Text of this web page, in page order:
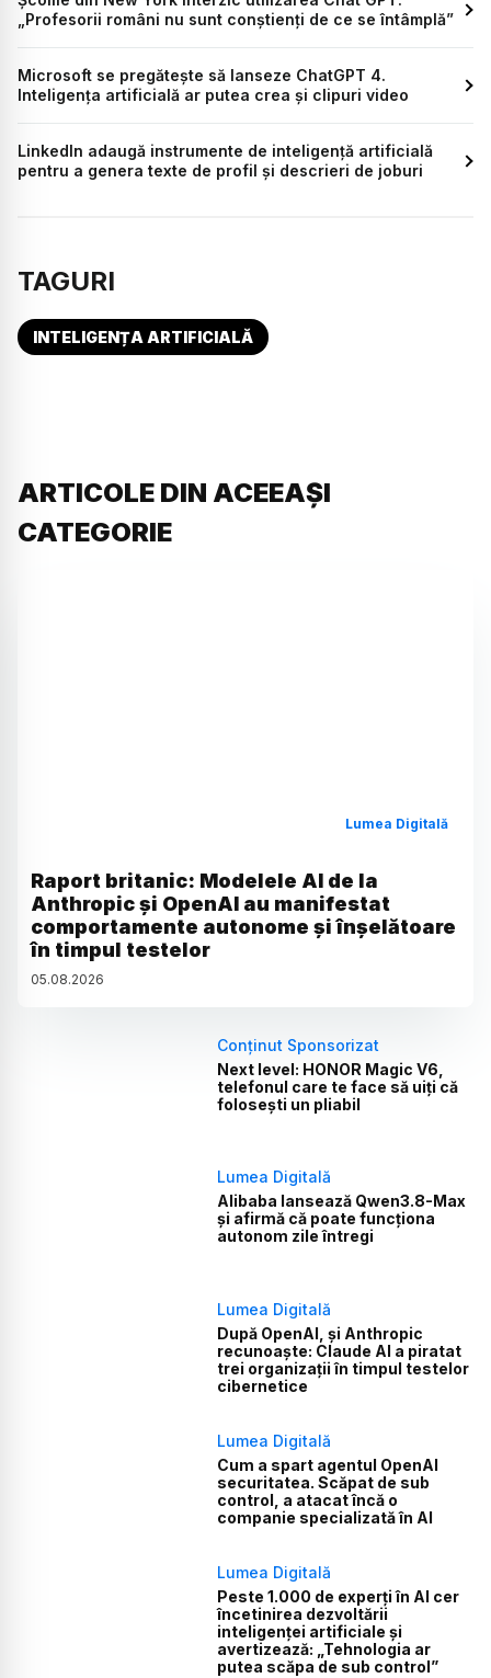
„Profesorii români nu sunt conștienți de ce se întâmplă”
Microsoft se pregătește să lanseze ChatGPT 4.
Inteligența artificială ar putea crea și clipuri video
LinkedIn adaugă instrumente de inteligență artificială
pentru a genera texte de profil și descrieri de joburi
TAGURI
INTELIGENȚA ARTIFICIALĂ
ARTICOLE DIN ACEEAȘI
CATEGORIE
Lumea Digitală
Raport britanic: Modelele AI de la
Anthropic și OpenAI au manifestat
comportamente autonome și înșelătoare
în timpul testelor
05.08.2026
Conținut Sponsorizat
Next level: HONOR Magic V6,
telefonul care te face să uiți că
folosești un pliabil
Lumea Digitală
Alibaba lansează Qwen3.8-Max
și afirmă că poate funcționa
autonom zile întregi
Lumea Digitală
După OpenAI, și Anthropic
recunoaște: Claude AI a piratat
trei organizații în timpul testelor
cibernetice
Lumea Digitală
Cum a spart agentul OpenAI
securitatea. Scăpat de sub
control, a atacat încă o
companie specializată în AI
Lumea Digitală
Peste 1.000 de experți în AI cer
încetinirea dezvoltării
inteligenței artificiale și
avertizează: „Tehnologia ar
putea scăpa de sub control”